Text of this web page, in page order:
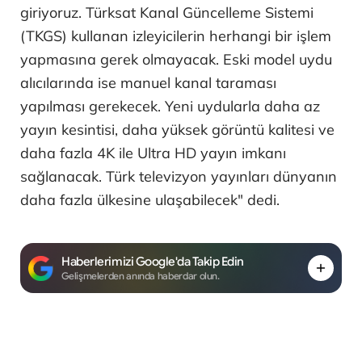
giriyoruz. Türksat Kanal Güncelleme Sistemi
(TKGS) kullanan izleyicilerin herhangi bir işlem
yapmasına gerek olmayacak. Eski model uydu
alıcılarında ise manuel kanal taraması
yapılması gerekecek. Yeni uydularla daha az
yayın kesintisi, daha yüksek görüntü kalitesi ve
daha fazla 4K ile Ultra HD yayın imkanı
sağlanacak. Türk televizyon yayınları dünyanın
daha fazla ülkesine ulaşabilecek" dedi.
Haberlerimizi Google'da Takip Edin
Gelişmelerden anında haberdar olun.